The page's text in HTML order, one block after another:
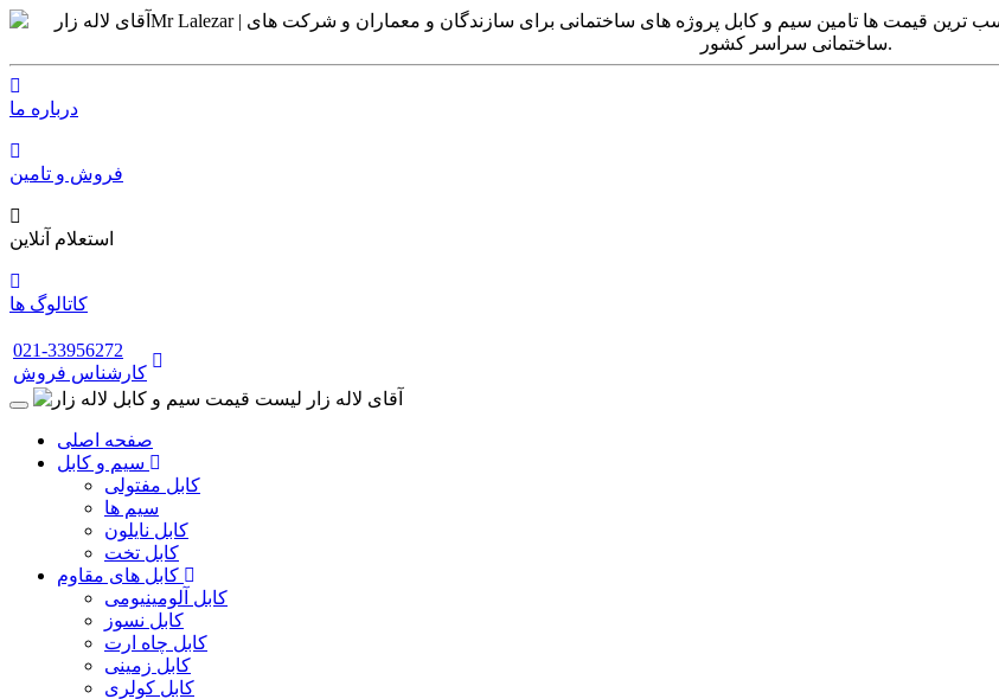
درباره ما
فروش و تامین
استعلام آنلاین
کاتالوگ ها
021-33956272
کارشناس فروش
صفحه اصلی
کابل مفتولی
سیم ها
کابل نایلون
کابل تخت
کابل آلومینیومی
کابل نسوز
کابل چاه ارت
کابل زمینی
کابل کولری